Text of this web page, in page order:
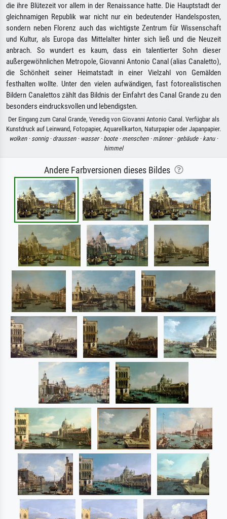
die ihre Blütezeit vor allem in der Renaissance hatte. Die Hauptstadt der
gleichnamigen Republik war nicht nur ein bedeutender Handelsposten,
sondern neben Florenz auch das wichtigste Zentrum für Wissenschaft
und Kultur, als Europa das Mittelalter hinter sich ließ und die Neuzeit
anbrach. So wundert es kaum, dass ein talentierter Sohn dieser
außergewöhnlichen Metropole, Giovanni Antonio Canal (alias Canaletto),
die Schönheit seiner Heimatstadt in einer Vielzahl von Gemälden
festhalten wollte. Unter den vielen aufwändigen, fast fotorealistischen
Bildern Canalettos zählt das Bildnis der Einfahrt des Canal Grande zu den
besonders eindrucksvollen und lebendigsten.
Der Eingang zum Canal Grande, Venedig von Giovanni Antonio Canal. Verfügbar als
Kunstdruck auf Leinwand, Fotopapier, Aquarellkarton, Naturpapier oder Japanpapier.
wolken · sonnig · draussen · wasser · boote · menschen · männer · gebäude · kanu ·
himmel
Andere Farbversionen dieses Bildes